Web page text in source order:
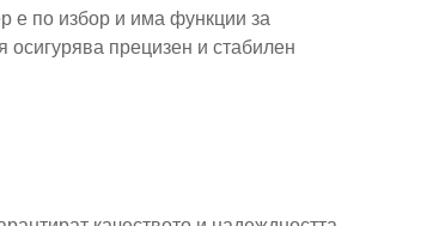
е по избор и има функции за
осигурява прецизен и стабилен